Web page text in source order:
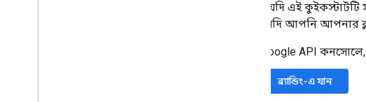
আপনি যদি এই
করুন। যদি আপনি আপনার
Google API কনসোলে,
ব্র্যান্ডিং-এ যান